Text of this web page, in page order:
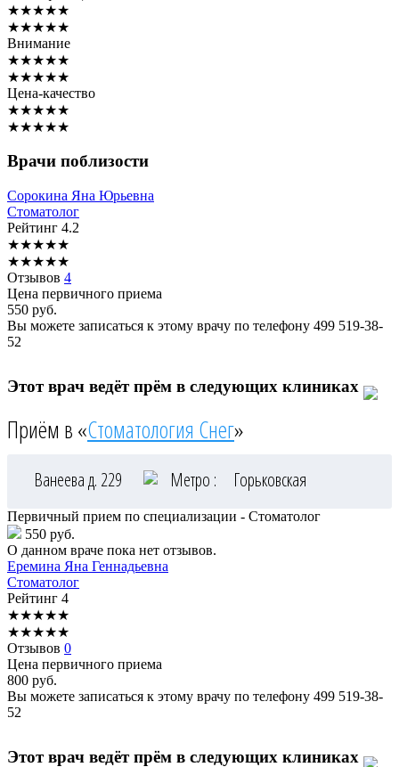
★★★★★
★★★★★
Внимание
★★★★★
★★★★★
Цена-качество
★★★★★
★★★★★
Врачи поблизости
Сорокина Яна Юрьевна
Стоматолог
Рейтинг 4.2
★★★★★
★★★★★
Отзывов 4
Цена первичного приема
550 руб.
Вы можете записаться к этому врачу по телефону 499 519-38-
52
Этот врач ведёт прём в следующих клиниках
Приём в «Стоматология Снег»
Ванеева д. 229 Метро : Горьковская
Первичный прием по специализации - Стоматолог
550 руб.
О данном враче пока нет отзывов.
Еремина Яна Геннадьевна
Стоматолог
Рейтинг 4
★★★★★
★★★★★
Отзывов 0
Цена первичного приема
800 руб.
Вы можете записаться к этому врачу по телефону 499 519-38-
52
Этот врач ведёт прём в следующих клиниках